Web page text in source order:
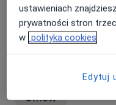
Umów
ustawieniach
prywatności stron
w polityka cookies
Edytuj